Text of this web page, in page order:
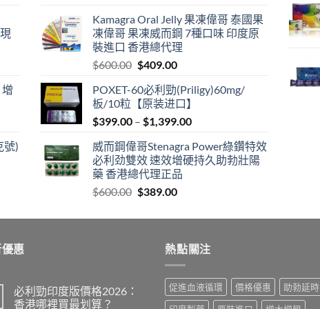
號)
was:
$599.00.
is:
$399.00.
Kamagra Oral Jelly 果凍偉哥 泰國果
凍偉哥 果凍威而鋼 7種口味 印度原
裝進口 香港總代理
$600.00 Original
was:
$600.00.
$409.00Current
is:
$409.00.
POXET-60必利勁(Priligy)60mg/
板/10粒【原装进口】
$399.00 – $1,399.00Price
$399.00
through
威而鋼偉哥Stenagra Power綠鑽特效
必利劲雙效 速效增硬持久助勃壯陽
藥 香港總代理正品
$600.00 Original
was:
$389.00Current
is:
惠
必利勁印度版價格2026：
香港哪裡買最划算？
熱點關注
促進血液循環 價格優惠
助勃延時